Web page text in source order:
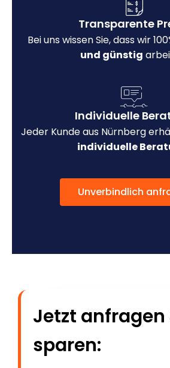
Transparente
Bei uns wissen Sie, dass wir
und günstig
Individuelle
Jeder Kunde aus Nürnberg
individuelle
Unverbindlich
Jetzt anfragen
sparen: